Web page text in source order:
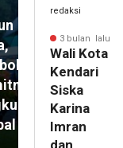
redaksi
3 bulan lalu
Wali Kota
Kendari
Siska
Karina
Imran
dan